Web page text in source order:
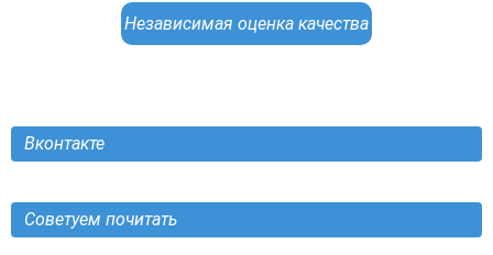
Независимая оценка качества
Вконтакте
Советуем почитать